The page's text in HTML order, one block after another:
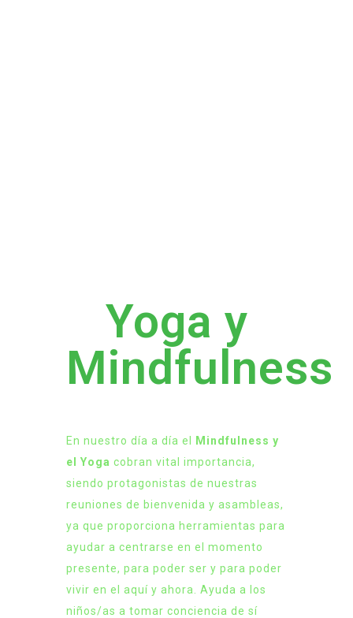
Yoga y
Mindfulness
En nuestro día a día el
Mindfulness y
el Yoga cobran vital importancia,
siendo protagonistas de nuestras
reuniones de bienvenida y asambleas,
ya que proporciona herramientas para
ayudar a centrarse en el momento
presente, para poder ser y para poder
vivir en el aquí y ahora. Ayuda a los
niños/as a tomar conciencia de sí